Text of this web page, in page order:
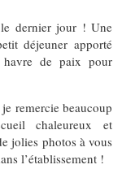
le dernier jour ! Une
déjeuner apporté
de paix pour
remercie beaucoup
chaleureux et
jolies photos à vous
l’établissement !